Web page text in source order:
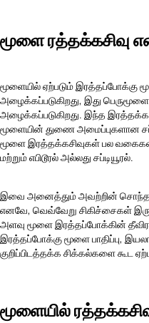
மூளை ரத்தக்கசிவு
மூளையில் ஏற்படும் இரத்தப்போக்கு
அழைக்கப்படுகிறது, இது
அழைக்கப்படுகிறது. இந்த
மூளையின் துணை அமைப்புகளான
மூளை இரத்தக்கசிவுகள் பல
மற்றும் எபிடூரல் அல்லது சப்டியூரல்.
இவை அனைத்தும் அவற்றின் சொந்த
எனவே, வெவ்வேறு சிகிச்சைகள்
அளவு மூளை இரத்தப்போக்கின்
இரத்தப்போக்கு மூளை பாதிப்பு,
குறிப்பிடத்தக்க சிக்கல்களை கூட
மூளையில்